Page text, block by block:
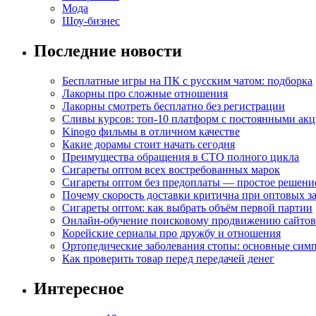
Мода
Шоу-бизнес
Последние новости
Бесплатные игры на ПК с русским чатом: подборка
Лакорны про сложные отношения
Лакорны смотреть бесплатно без регистрации
Сливы курсов: топ-10 платформ с постоянными
Kinogo фильмы в отличном качестве
Какие дорамы стоит начать сегодня
Преимущества обращения в СТО полного цикла
Сигареты оптом всех востребованных марок
Сигареты оптом без предоплаты — простое
Почему скорость доставки критична при оптовых
Сигареты оптом: как выбрать объём первой партии
Онлайн-обучение поисковому продвижению сайтов
Корейские сериалы про дружбу и отношения
Ортопедические заболевания стопы: основные
Как проверить товар перед передачей денег
Интересное